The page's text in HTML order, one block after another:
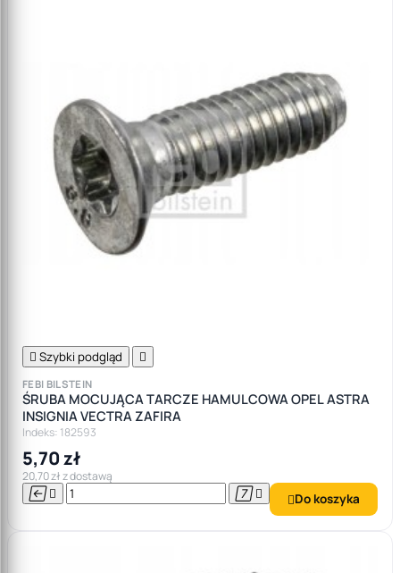
 Szybki podgląd 
FEBI BILSTEIN
ŚRUBA MOCUJĄCA TARCZE HAMULCOWA OPEL ASTRA
INSIGNIA VECTRA ZAFIRA
Indeks: 182593
5,70 zł
20,70 zł z dostawą
    Do koszyka